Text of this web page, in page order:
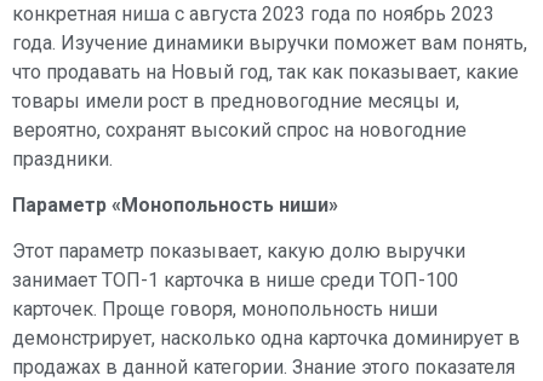
конкретная ниша с августа 2023 года по ноябрь 2023
года. Изучение динамики выручки поможет вам понять,
что продавать на Новый год, так как показывает, какие
товары имели рост в предновогодние месяцы и,
вероятно, сохранят высокий спрос на новогодние
праздники.
Параметр «Монопольность ниши»
Этот параметр показывает, какую долю выручки
занимает ТОП-1 карточка в нише среди ТОП-100
карточек. Проще говоря, монопольность ниши
демонстрирует, насколько одна карточка доминирует в
продажах в данной категории. Знание этого показателя